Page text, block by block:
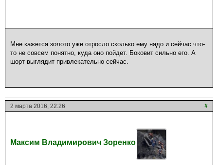
Мне кажется золото уже отросло сколько ему надо и сейчас что-
то не совсем понятно, куда оно пойдет. Боковит сильно его. А
шорт выглядит привлекательно сейчас.
2 марта 2016, 22:26 #
Максим Владимирович Зоренко